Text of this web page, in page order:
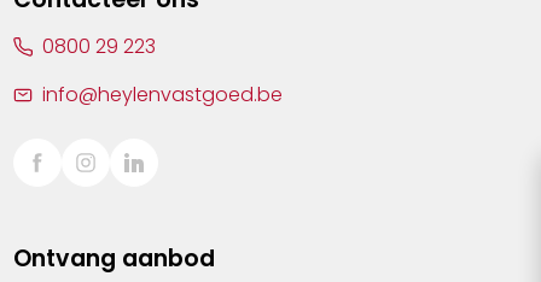
Sint-Truiden
Waasland
0800 29 223
info@heylenvastgoed.be
Ontvang aanbod